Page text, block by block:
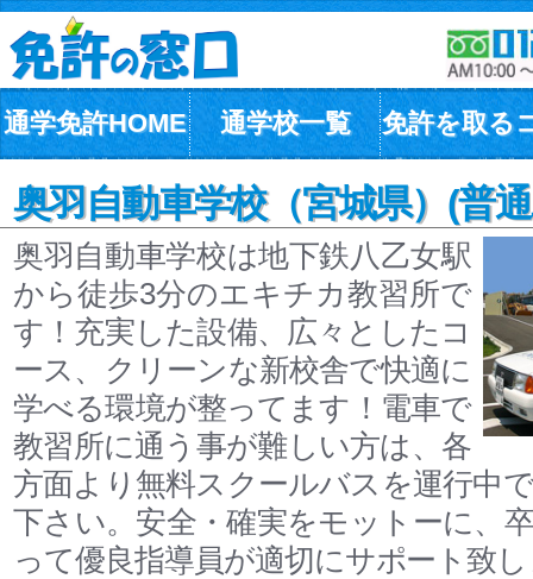
通学免許HOME 通学校一覧 免許を取る
奥羽自動車学校（宮城県）(普
奥羽自動車学校は地下鉄八乙女駅
から徒歩3分のエキチカ教習所で
す！充実した設備、広々としたコ
ース、クリーンな新校舎で快適に
学べる環境が整ってます！電車で
教習所に通う事が難しい方は、各
方面より無料スクールバスを運行中
下さい。安全・確実をモットーに、
って優良指導員が適切にサポート致